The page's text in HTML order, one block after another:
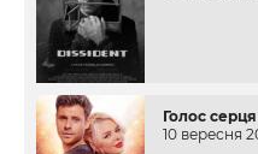
Голос серця
10 вересня